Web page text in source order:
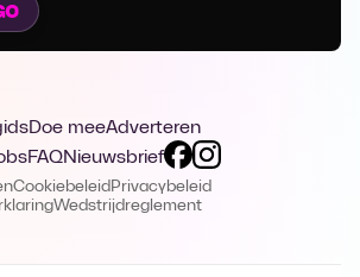
Doe meeAdverteren
FAQNieuwsbrief
Cookiebeleid Privacybeleid
Wedstrijdreglement